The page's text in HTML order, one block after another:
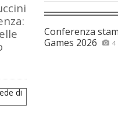
Conferenza
Games 2026
4